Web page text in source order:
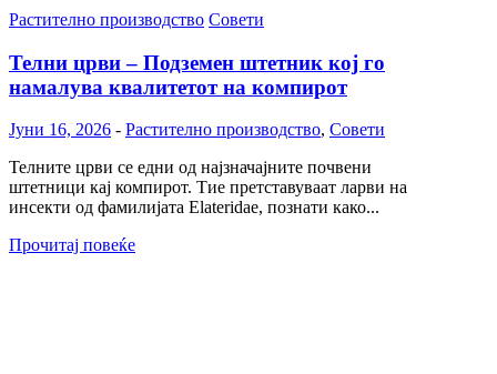
Растително производство Совети
Телни црви – Подземен штетник кој го
намалува квалитетот на компирот
Јуни 16, 2026 - Растително производство, Совети
Телните црви се едни од најзначајните почвени
штетници кај компирот. Тие претставуваат ларви на
инсекти од фамилијата Elateridae, познати како...
Прочитај повеќе